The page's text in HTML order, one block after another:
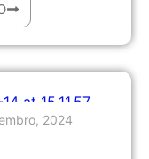
2024